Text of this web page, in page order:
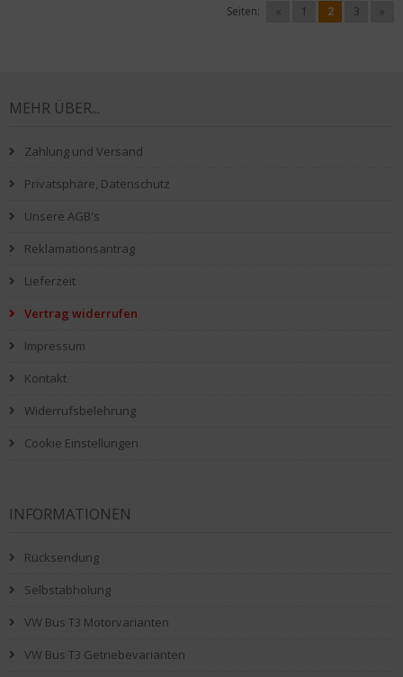
Seiten: « 1 2 3 »
MEHR ÜBER...
Zahlung und Versand
Privatsphäre, Datenschutz
Unsere AGB's
Reklamationsantrag
Lieferzeit
Vertrag widerrufen
Impressum
Kontakt
Widerrufsbelehrung
Cookie Einstellungen
INFORMATIONEN
Rücksendung
Selbstabholung
VW Bus T3 Motorvarianten
VW Bus T3 Getriebevarianten